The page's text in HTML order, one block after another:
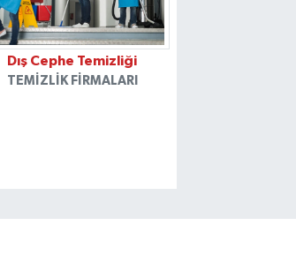
Dış Cephe Temizliği
TEMIZLIK FIRMALARI